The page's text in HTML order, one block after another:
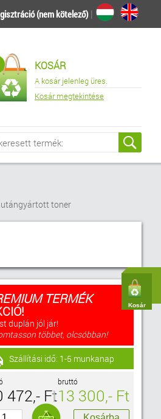
Kosár
(nem kötelező)|
KOSÁR
A kosár jelenleg üres.
Kosár megtekintése
utángyártott toner
TERMÉK
duplán jól jár!
többet, olcsóbban!
Szállítási idő: 1-5 munkanap
472,- Ft
bruttó
13 300,- Ft